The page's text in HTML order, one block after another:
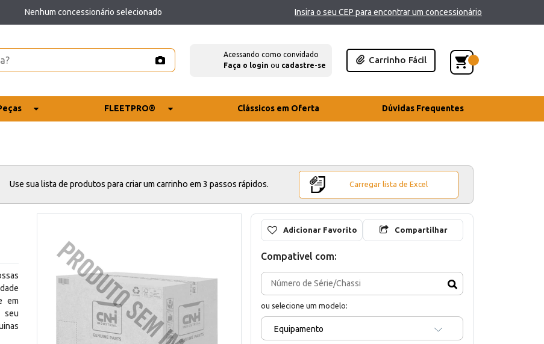
Nenhum concessionário selecionado Insira o seu CEP para encontrar um concessionário
Acessando como convidado
Faça o login ou cadastre-se
Carrinho Fácil
FLEETPRO® Clássicos em Oferta Dúvidas Frequentes
Use sua lista de produtos para criar um carrinho em 3 passos rápidos. Carregar lista de Excel
em
seu
Adicionar Favorito Compartilhar
Compativel com:
ou selecione um modelo:
Equipamento